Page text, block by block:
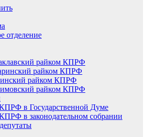
отделение
райком КПРФ
райком КПРФ
райком КПРФ
райком КПРФ
в Государственной Думе
в законодательном собрании